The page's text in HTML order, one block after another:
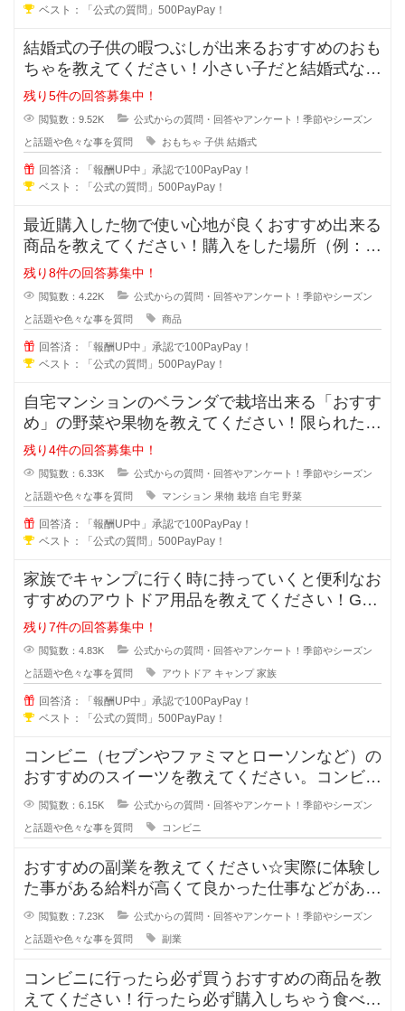
ベスト：「公式の質問」500PayPay！
結婚式の子供の暇つぶしが出来るおすすめのおも
ちゃを教えてください！小さい子だと結婚式など
は暇で楽しくありませんよね。結婚
残り5件の回答募集中！
閲覧数：9.52K 公式からの質問・回答やアンケート！季節やシーズン
と話題や色々な事を質問 おもちゃ 子供 結婚式
回答済：「報酬UP中」承認で100PayPay！
ベスト：「公式の質問」500PayPay！
最近購入した物で使い心地が良くおすすめ出来る
商品を教えてください！購入をした場所（例：楽
天市場やアマゾン・〇〇店舗）と購
残り8件の回答募集中！
閲覧数：4.22K 公式からの質問・回答やアンケート！季節やシーズン
と話題や色々な事を質問 商品
回答済：「報酬UP中」承認で100PayPay！
ベスト：「公式の質問」500PayPay！
自宅マンションのベランダで栽培出来る「おすす
め」の野菜や果物を教えてください！限られた範
囲でどうせ育てるなら食べれる野菜
残り4件の回答募集中！
閲覧数：6.33K 公式からの質問・回答やアンケート！季節やシーズン
と話題や色々な事を質問 マンション 果物 栽培 自宅 野菜
回答済：「報酬UP中」承認で100PayPay！
ベスト：「公式の質問」500PayPay！
家族でキャンプに行く時に持っていくと便利なお
すすめのアウトドア用品を教えてください！GW
などにキャンプで家族に行く場合に
残り7件の回答募集中！
閲覧数：4.83K 公式からの質問・回答やアンケート！季節やシーズン
と話題や色々な事を質問 アウトドア キャンプ 家族
回答済：「報酬UP中」承認で100PayPay！
ベスト：「公式の質問」500PayPay！
コンビニ（セブンやファミマとローソンなど）の
おすすめのスイーツを教えてください。コンビニ
のスイーツなら何でもOKです。画
閲覧数：6.15K 公式からの質問・回答やアンケート！季節やシーズン
と話題や色々な事を質問 コンビニ
おすすめの副業を教えてください☆実際に体験し
た事がある給料が高くて良かった仕事などがあれ
ば教えてください。おすすめの副業
閲覧数：7.23K 公式からの質問・回答やアンケート！季節やシーズン
と話題や色々な事を質問 副業
コンビニに行ったら必ず買うおすすめの商品を教
えてください！行ったら必ず購入しちゃう食べ物